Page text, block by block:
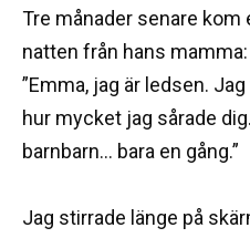
Tre månader senare
natten från hans mamma:
”Emma, jag är ledsen.
hur mycket jag sårade
barnbarn… bara en gång.”
Jag stirrade länge på